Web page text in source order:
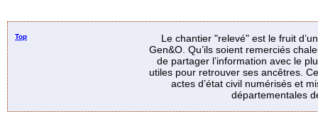
Top
Le chantier "relevé" est le fruit
Gen&O. Qu’ils soient remerciés
de partager l’information avec le
utiles pour retrouver ses ancêtres.
actes d’état civil numérisés et
départementales